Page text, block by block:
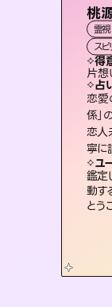
桃
霊
スピ
得
片想
占
恋愛
係」
恋人
寧に
ユ
鑑定
動す
とう